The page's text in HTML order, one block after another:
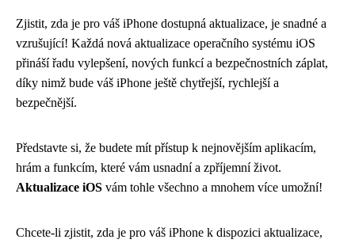
Zjistit, zda je pro váš iPhone dostupná aktualizace, je snadné a
vzrušující! Každá nová aktualizace operačního systému iOS
přináší řadu vylepšení, nových funkcí a bezpečnostních záplat,
díky nimž bude váš iPhone ještě chytřejší, rychlejší a
bezpečnější.
Představte si, že budete mít přístup k nejnovějším aplikacím,
hrám a funkcím, které vám usnadní a zpříjemní život.
Aktualizace iOS vám tohle všechno a mnohem více umožní!
Chcete-li zjistit, zda je pro váš iPhone k dispozici aktualizace,